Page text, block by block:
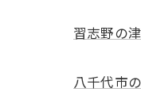
習志野の
八千代市